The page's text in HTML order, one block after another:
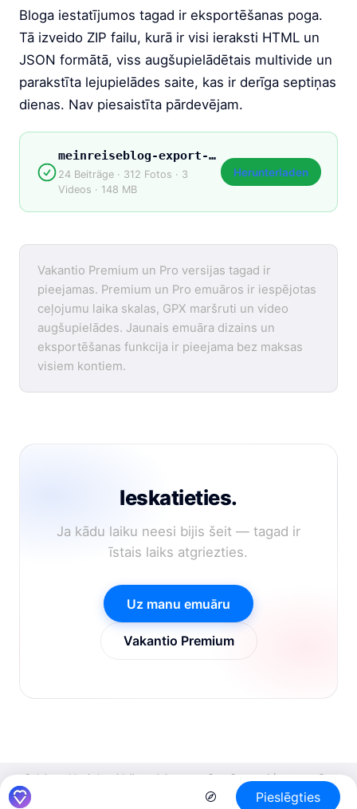
Pieslēgties
Bloga iestatījumos tagad ir eksportēšanas poga.
Tā izveido ZIP failu, kurā ir visi ieraksti HTML un
JSON formātā, viss augšupielādētais multivide un
parakstīta lejupielādes saite, kas ir derīga septiņas
dienas. Nav piesaistīta pārdevējam.
meinreiseblog-export-2026.zip
24 Beiträge · 312 Fotos · 3
Videos · 148 MB
Herunterladen
Vakantio Premium un Pro versijas tagad ir
pieejamas. Premium un Pro emuāros ir iespējotas
ceļojumu laika skalas, GPX maršruti un video
augšupielādes. Jaunais emuāra dizains un
eksportēšanas funkcija ir pieejama bez maksas
visiem kontiem.
Ieskatieties.
Ja kādu laiku neesi bijis šeit — tagad ir
īstais laiks atgriezties.
Uz manu emuāru
Vakantio Premium
Ceļojumu blogi Izveidojiet ceļojumu emuāru Cenas Aģentu emuāru
veidošana
Par Vakantio Nospiedums Lietošanas